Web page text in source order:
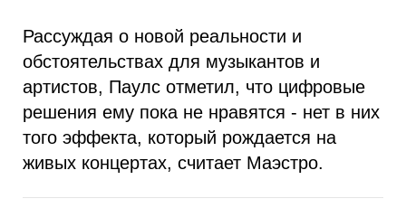
Рассуждая о новой реальности и
обстоятельствах для музыкантов и
артистов, Паулс отметил, что цифровые
решения ему пока не нравятся - нет в них
того эффекта, который рождается на
живых концертах, считает Маэстро.